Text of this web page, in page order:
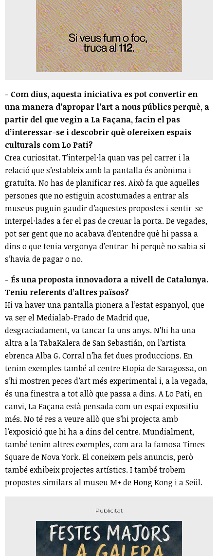
- Com dius, aquesta iniciativa es pot convertir en
una manera d’apropar l’art a nous públics perquè, a
partir del que vegin a La Façana, facin el pas
d’interessar-se i descobrir què ofereixen espais
culturals com Lo Pati?
Crea curiositat. T’interpel·la quan vas pel carrer i la
relació que s’estableix amb la pantalla és anònima i
gratuïta. No has de planificar res. Això fa que aquelles
persones que no estiguin acostumades a entrar als
museus puguin gaudir d’aquestes propostes i sentir-se
interpel·lades a fer el pas de creuar la porta. De vegades,
pot ser gent que no acabava d’entendre què hi passa a
dins o que tenia vergonya d’entrar-hi perquè no sabia si
s’havia de pagar o no.
- És una proposta innovadora a nivell de Catalunya.
Teniu referents d’altres països?
Hi va haver una pantalla pionera a l’estat espanyol, que
va ser el Medialab-Prado de Madrid que,
desgraciadament, va tancar fa uns anys. N’hi ha una
altra a la TabaKalera de San Sebastián, on l’artista
ebrenca Alba G. Corral n’ha fet dues produccions. En
tenim exemples també al centre Etopia de Saragossa, on
s’hi mostren peces d’art més experimental i, a la vegada,
és una finestra a tot allò que passa a dins. A Lo Pati, en
canvi, La Façana està pensada com un espai expositiu
més. No té res a veure allò que s’hi projecta amb
l’exposició que hi ha a dins del centre. Mundialment,
també tenim altres exemples, com ara la famosa Times
Square de Nova York. El coneixem pels anuncis, però
també exhibeix projectes artístics. I també trobem
propostes similars al museu M+ de Hong Kong i a Seül.